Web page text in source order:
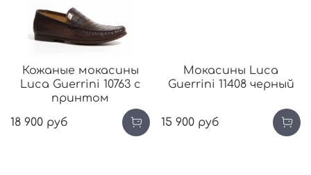
Кожаные мокасины
Luca Guerrini 10763 с
принтом
18 900 руб
Мокасины Luca
Guerrini 11408 черный
15 900 руб